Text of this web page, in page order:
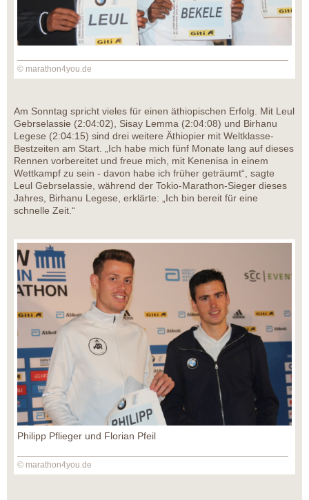
© marathon4you.de
Am Sonntag spricht vieles für einen äthiopischen Erfolg. Mit Leul
Gebrselassie (2:04:02), Sisay Lemma (2:04:08) und Birhanu
Legese (2:04:15) sind drei weitere Äthiopier mit Weltklasse-
Bestzeiten am Start. „Ich habe mich fünf Monate lang auf dieses
Rennen vorbereitet und freue mich, mit Kenenisa in einem
Wettkampf zu sein - davon habe ich früher geträumt“, sagte
Leul Gebrselassie, während der Tokio-Marathon-Sieger dieses
Jahres, Birhanu Legese, erklärte: „Ich bin bereit für eine
schnelle Zeit.“
Philipp Pflieger und Florian Pfeil
© marathon4you.de